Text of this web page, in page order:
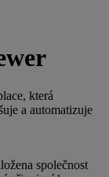
která
a automatizuje
společnost